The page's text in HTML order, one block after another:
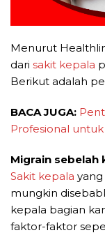
Menurut
dari sakit kepala
Berikut adalah
BACA JUGA:
Profesional
Migrain sebelah
Sakit kepala yang
mungkin
kepala bagian
faktor-faktor